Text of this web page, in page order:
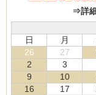
⇒詳
日
月
26
27
2
3
9
10
16
17